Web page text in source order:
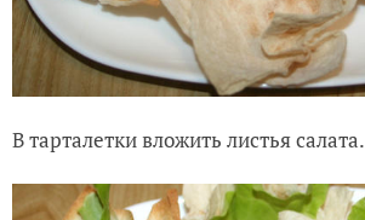
В тарталетки вложить листья салата.